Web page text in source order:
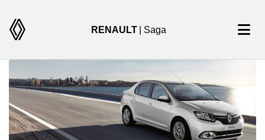
RENAULT | Saga